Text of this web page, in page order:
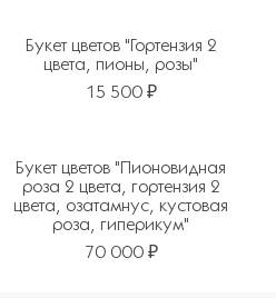
Букет цветов "Гортензия 2
цвета, пионы, розы"
15 500 ₽
Букет цветов "Пионовидная
роза 2 цвета, гортензия 2
цвета, озатамнус, кустовая
роза, гиперикум"
70 000 ₽